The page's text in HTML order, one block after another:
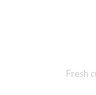
Fresh